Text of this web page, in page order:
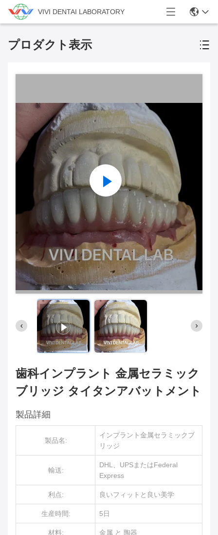
VIVI DENTAI LABORATORY
プロダクト表示
歯科インプラント 金属セラミック
ブリッジ タイタンアバットメント
製品詳細
製品名:
インプラント金属セラミックブ
リッジ
輸送:
DHL、UPSまたはFederal
Express
利点: 良いフィットと良い美学
生産時間: 5日
材料: 金属 と 陶器